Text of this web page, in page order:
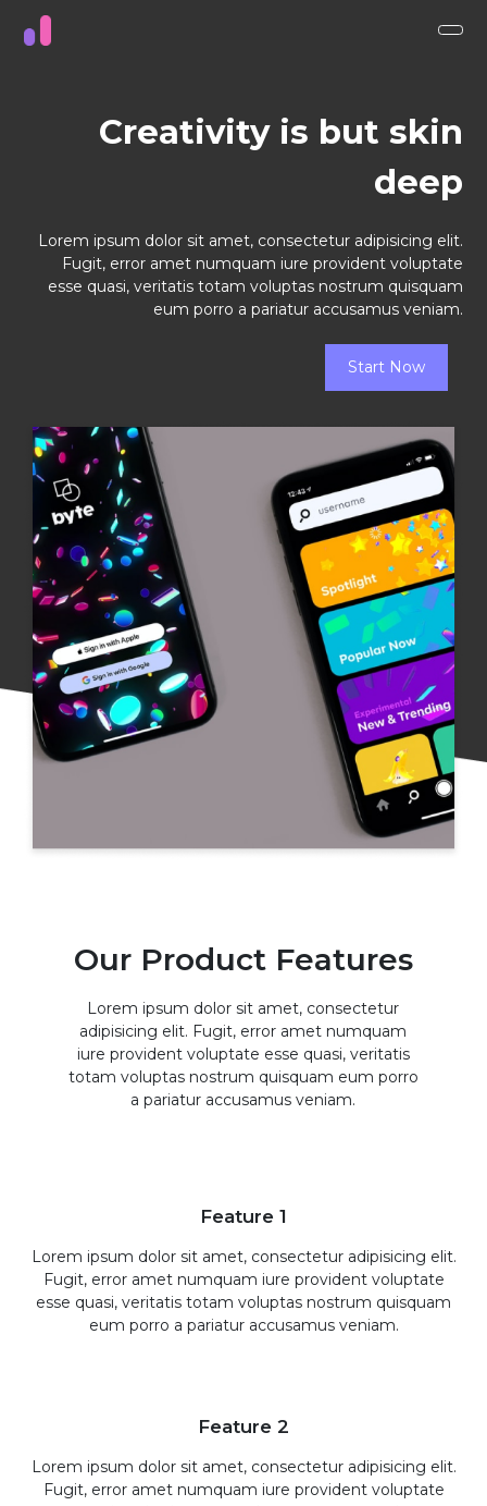
Creativity is but skin
deep
Lorem ipsum dolor sit amet, consectetur adipisicing elit.
Fugit, error amet numquam iure provident voluptate
esse quasi, veritatis totam voluptas nostrum quisquam
eum porro a pariatur accusamus veniam.
Start Now
Our Product Features
Lorem ipsum dolor sit amet, consectetur
adipisicing elit. Fugit, error amet numquam
iure provident voluptate esse quasi, veritatis
totam voluptas nostrum quisquam eum porro
a pariatur accusamus veniam.
Feature 1
Lorem ipsum dolor sit amet, consectetur adipisicing elit.
Fugit, error amet numquam iure provident voluptate
esse quasi, veritatis totam voluptas nostrum quisquam
eum porro a pariatur accusamus veniam.
Feature 2
Lorem ipsum dolor sit amet, consectetur adipisicing elit.
Fugit, error amet numquam iure provident voluptate